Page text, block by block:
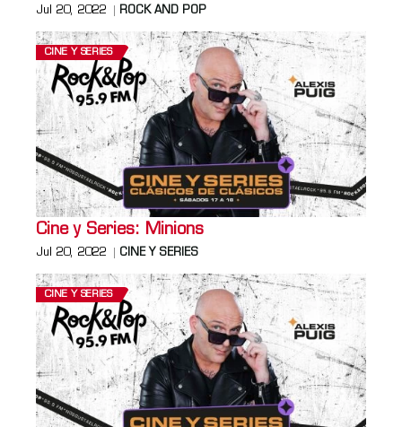
Jul 20, 2022 ROCK AND POP
CINE Y SERIES
Cine y Series: Minions
Jul 20, 2022 CINE Y SERIES
CINE Y SERIES